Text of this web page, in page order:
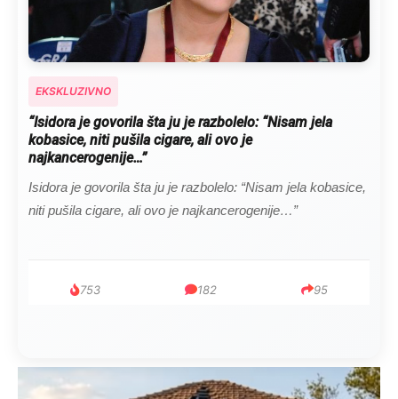
EKSKLUZIVNO
Marija je pala sa litice i stradala: Njen dečko Ilija glumio
ucveljenog udovca, a onda je obdukcija otkrila jezivu
istinu
Marija je pala sa litice i stradala: Njen dečko Ilija glumio
ucveljenog udovca, a onda je obdukcija otkrila jezivu istinu
1.0K 234 145